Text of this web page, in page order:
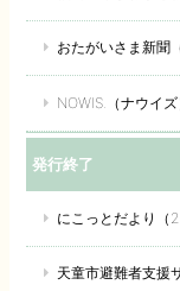
おたがいさま新聞
NOWIS.（ナウイ
発行終了
にこっとだより（
天童市避難者支援